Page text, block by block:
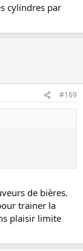
cylindres par
#169
de bières.
trainer la
plaisir limite